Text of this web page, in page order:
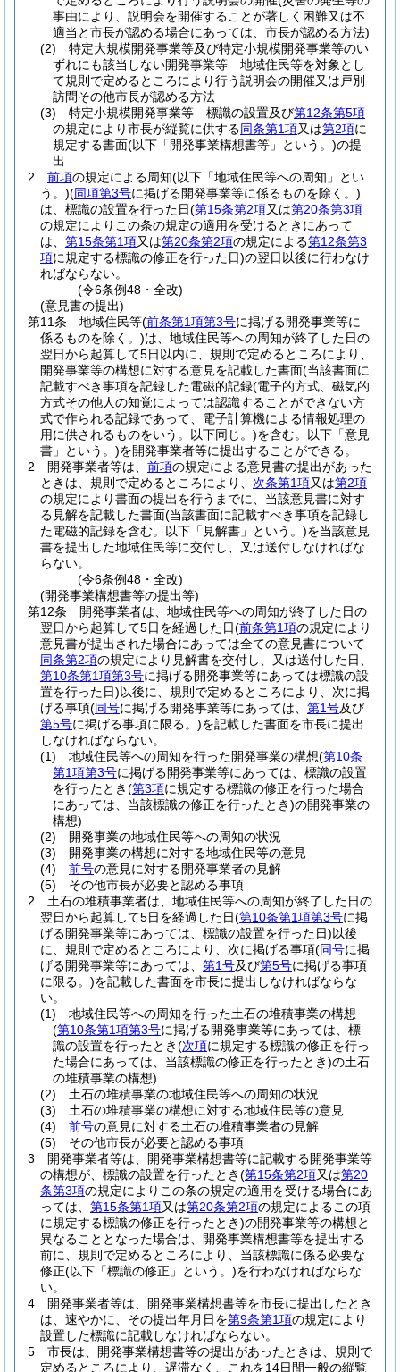
事由により、説明会を開催することが著しく困難又は不
適当と市長が認める場合にあっては、市長が認める方法)
(2)
特定大規模開発事業等及び特定小規模開発事業等のい
ずれにも該当しない開発事業等 地域住民等を対象とし
て規則で定めるところにより行う説明会の開催又は戸別
訪問その他市長が認める方法
(3)
特定小規模開発事業等 標識の設置及び第12条第5項
の規定により市長が縦覧に供する同条第1項又は第2項に
規定する書面(以下「開発事業構想書等」という。)の提
出
2
前項の規定による周知(以下「地域住民等への周知」とい
う。)(同項第3号に掲げる開発事業等に係るものを除く。)
は、標識の設置を行った日(第15条第2項又は第20条第3項
の規定によりこの条の規定の適用を受けるときにあって
は、 第15条第1項又は第20条第2項の規定による第12条第3
項に規定する標識の修正を行った日)の翌日以後に行わなけ
ればならない。
(令6条例48・全改)
(意見書の提出)
第11条
地域住民等(前条第1項第3号に掲げる開発事業等に
係るものを除く。)は、地域住民等への周知が終了した日の
翌日から起算して5日以内に、規則で定めるところにより、
開発事業等の構想に対する意見を記載した書面(当該書面に
記載すべき事項を記録した電磁的記録(電子的方式、磁気的
方式その他人の知覚によっては認識することができない方
式で作られる記録であって、電子計算機による情報処理の
用に供されるものをいう。以下同じ。)を含む。以下「意見
書」という。)を開発事業者等に提出することができる。
2
開発事業者等は、 前項の規定による意見書の提出があった
ときは、規則で定めるところにより、 次条第1項又は第2項
の規定により書面の提出を行うまでに、当該意見書に対す
る見解を記載した書面(当該書面に記載すべき事項を記録し
た電磁的記録を含む。以下「見解書」という。)を当該意見
書を提出した地域住民等に交付し、又は送付しなければな
らない。
(令6条例48・全改)
(開発事業構想書等の提出等)
第12条
開発事業者は、地域住民等への周知が終了した日の
翌日から起算して5日を経過した日(前条第1項の規定により
意見書が提出された場合にあっては全ての意見書について
同条第2項の規定により見解書を交付し、又は送付した日、
第10条第1項第3号に掲げる開発事業等にあっては標識の設
置を行った日)以後に、規則で定めるところにより、次に掲
げる事項(同号に掲げる開発事業等にあっては、 第1号及び
第5号に掲げる事項に限る。)を記載した書面を市長に提出
しなければならない。
(1)
地域住民等への周知を行った開発事業の構想(第10条
第1項第3号に掲げる開発事業等にあっては、標識の設置
を行ったとき(第3項に規定する標識の修正を行った場合
にあっては、当該標識の修正を行ったとき)の開発事業の
構想)
(2)
開発事業の地域住民等への周知の状況
(3)
開発事業の構想に対する地域住民等の意見
(4)
前号の意見に対する開発事業者の見解
(5)
その他市長が必要と認める事項
2
土石の堆積事業者は、地域住民等への周知が終了した日の
翌日から起算して5日を経過した日(第10条第1項第3号に掲
げる開発事業等にあっては、標識の設置を行った日)以後
に、規則で定めるところにより、次に掲げる事項(同号に掲
げる開発事業等にあっては、 第1号及び第5号に掲げる事項
に限る。)を記載した書面を市長に提出しなければならな
い。
(1)
地域住民等への周知を行った土石の堆積事業の構想
(第10条第1項第3号に掲げる開発事業等にあっては、標
識の設置を行ったとき(次項に規定する標識の修正を行っ
た場合にあっては、当該標識の修正を行ったとき)の土石
の堆積事業の構想)
(2)
土石の堆積事業の地域住民等への周知の状況
(3)
土石の堆積事業の構想に対する地域住民等の意見
(4)
前号の意見に対する土石の堆積事業者の見解
(5)
その他市長が必要と認める事項
3
開発事業者等は、開発事業構想書等に記載する開発事業等
の構想が、標識の設置を行ったとき(第15条第2項又は第20
条第3項の規定によりこの条の規定の適用を受ける場合にあ
っては、 第15条第1項又は第20条第2項の規定によるこの項
に規定する標識の修正を行ったとき)の開発事業等の構想と
異なることとなった場合は、開発事業構想書等を提出する
前に、規則で定めるところにより、当該標識に係る必要な
修正(以下「標識の修正」という。)を行わなければならな
い。
4
開発事業者等は、開発事業構想書等を市長に提出したとき
は、速やかに、その提出年月日を第9条第1項の規定により
設置した標識に記載しなければならない。
5
市長は、開発事業構想書等の提出があったときは、規則で
定めるところにより、遅滞なく、これを14日間一般の縦覧